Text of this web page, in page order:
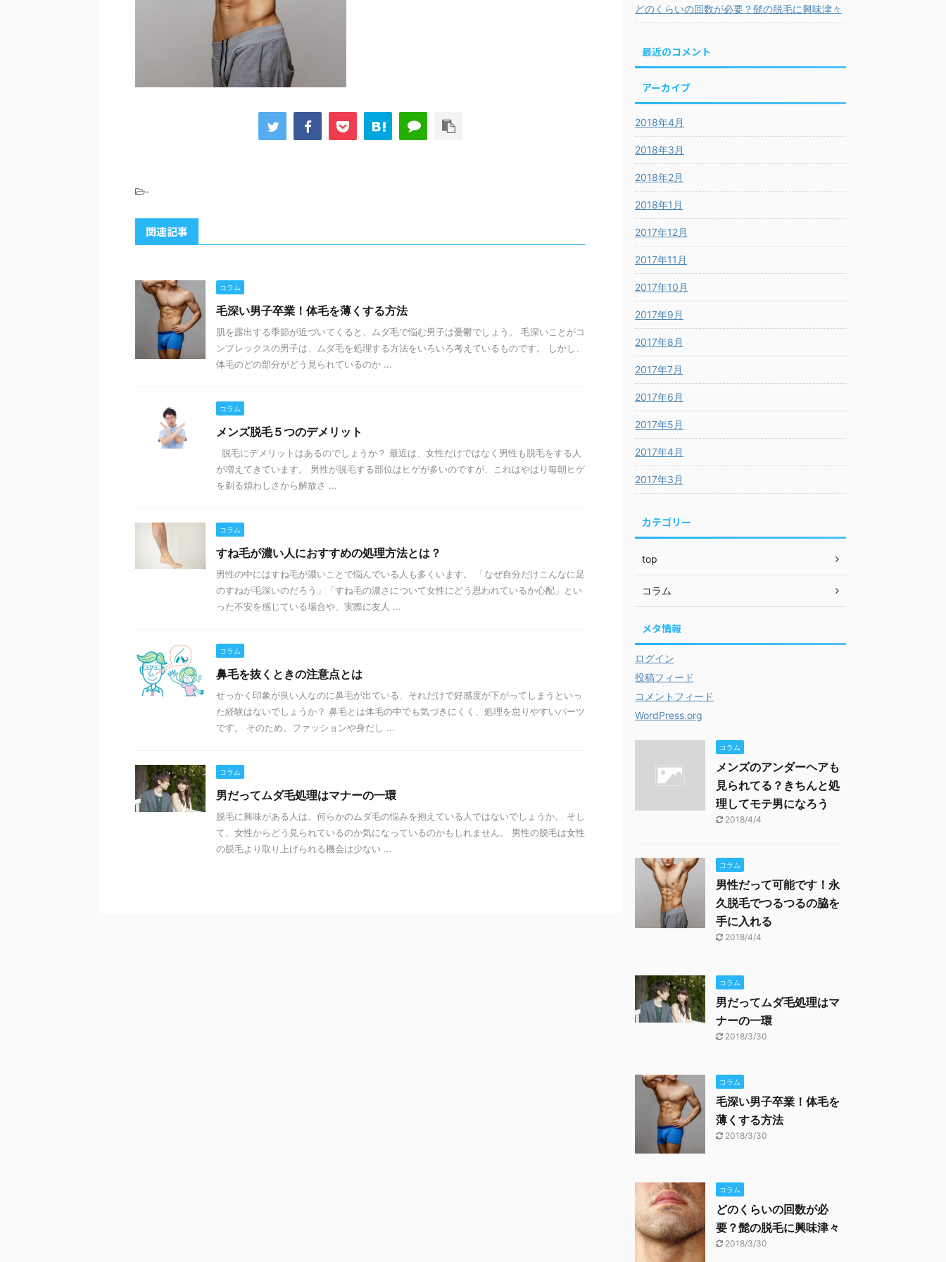
-
関連記事
コラム
毛深い男子卒業！体毛を薄くする方法
肌を露出する季節が近づいてくると、ムダ毛で悩む男子は憂鬱でしょう。 毛深いことがコ
ンプレックスの男子は、ムダ毛を処理する方法をいろいろ考えているものです。 しかし、
体毛のどの部分がどう見られているのか ...
コラム
メンズ脱毛５つのデメリット
脱毛にデメリットはあるのでしょうか？ 最近は、女性だけではなく男性も脱毛をする人
が増えてきています。 男性が脱毛する部位はヒゲが多いのですが、これはやはり毎朝ヒゲ
を剃る煩わしさから解放さ ...
コラム
すね毛が濃い人におすすめの処理方法とは？
男性の中にはすね毛が濃いことで悩んでいる人も多くいます。 「なぜ自分だけこんなに足
のすねが毛深いのだろう」「すね毛の濃さについて女性にどう思われているか心配」とい
った不安を感じている場合や、実際に友人 ...
コラム
鼻毛を抜くときの注意点とは
せっかく印象が良い人なのに鼻毛が出ている、それだけで好感度が下がってしまうといっ
た経験はないでしょうか？ 鼻毛とは体毛の中でも気づきにくく、処理を怠りやすいパーツ
です。 そのため、ファッションや身だし ...
コラム
男だってムダ毛処理はマナーの一環
脱毛に興味がある人は、何らかのムダ毛の悩みを抱えている人ではないでしょうか。 そし
て、女性からどう見られているのか気になっているのかもしれません。 男性の脱毛は女性
の脱毛より取り上げられる機会は少ない ...
どのくらいの回数が必要？髭の脱毛に興味津々
最近のコメント
アーカイブ
2018年4月
2018年3月
2018年2月
2018年1月
2017年12月
2017年11月
2017年10月
2017年9月
2017年8月
2017年7月
2017年6月
2017年5月
2017年4月
2017年3月
カテゴリー
top
コラム
メタ情報
ログイン
投稿フィード
コメントフィード
WordPress.org
コラム
メンズのアンダーヘアも
見られてる？きちんと処
理してモテ男になろう
2018/4/4
コラム
男性だって可能です！永
久脱毛でつるつるの脇を
手に入れる
2018/4/4
コラム
男だってムダ毛処理はマ
ナーの一環
2018/3/30
コラム
毛深い男子卒業！体毛を
薄くする方法
2018/3/30
コラム
どのくらいの回数が必
要？髭の脱毛に興味津々
2018/3/30